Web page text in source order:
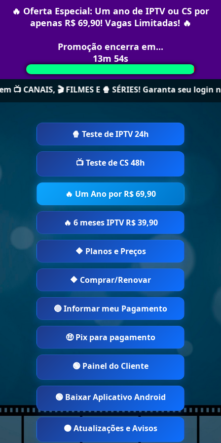
🔥 Oferta Especial: Um ano de IPTV ou CS por
apenas R$ 69,90! Vagas Limitadas! 🔥
Promoção encerra em...
13m 54s
🎬 FILMES E 🍿 SÉRIES! Garanta seu login
🍿 Teste de IPTV 24h
📺 Teste de CS 48h
🔥 Um Ano por R$ 69,90
🔥 6 meses IPTV R$ 39,90
🔶 Planos e Preços
🔶 Comprar/Renovar
🔵 Informar meu Pagamento
🤑 Pix para pagamento
🟢 Painel do Cliente
🟢 Baixar Aplicativo Android
🟠 Atualizações e Avisos